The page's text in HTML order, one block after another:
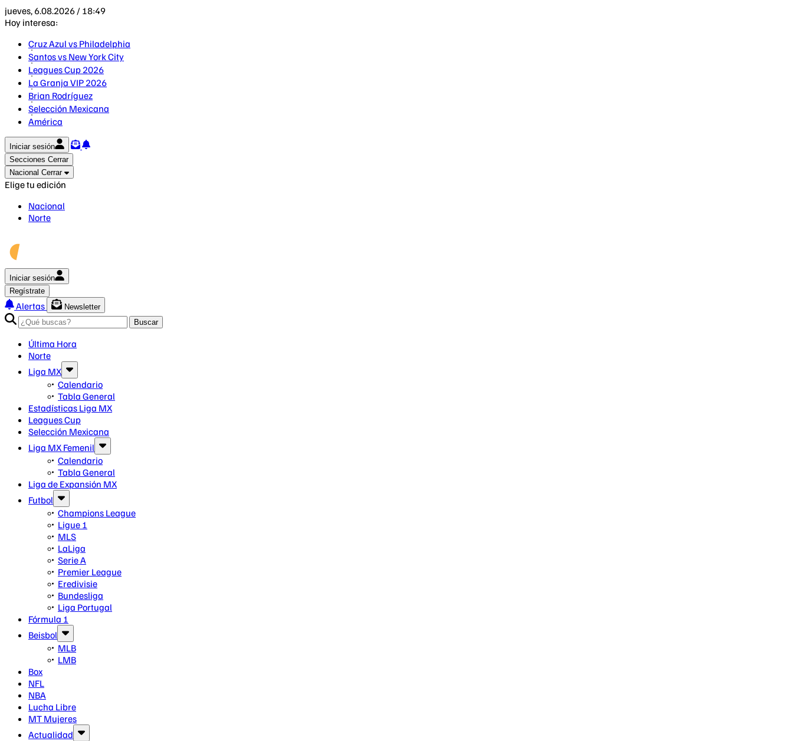
jueves, 6.08.2026 / 18:49
Hoy interesa:
Cruz Azul vs Philadelphia
Santos vs New York City
Leagues Cup 2026
La Granja VIP 2026
Brian Rodríguez
Selección Mexicana
América
Iniciar sesión
Secciones Cerrar
Nacional Cerrar
Elige tu edición
Nacional
Norte
Iniciar sesión
Regístrate
Alertas
Newsletter
Buscar
Última Hora
Norte
Liga MX
Calendario
Tabla General
Estadísticas Liga MX
Leagues Cup
Selección Mexicana
Liga MX Femenil
Calendario
Tabla General
Liga de Expansión MX
Futbol
Champions League
Ligue 1
MLS
LaLiga
Serie A
Premier League
Eredivisie
Bundesliga
Liga Portugal
Fórmula 1
Beisbol
MLB
LMB
Box
NFL
NBA
Lucha Libre
MT Mujeres
Actualidad